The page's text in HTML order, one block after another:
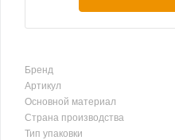
Бренд
Артикул
Основной материал
Страна производства
Тип упаковки